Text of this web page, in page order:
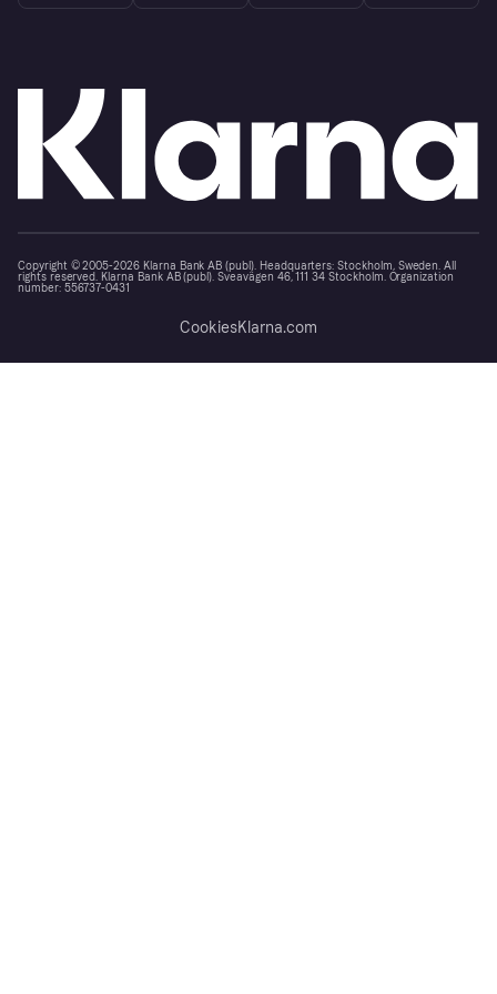
Copyright © 2005-2026 Klarna Bank AB (publ). Headquarters: Stockholm, Sweden. All
rights reserved. Klarna Bank AB (publ). Sveavägen 46, 111 34 Stockholm. Organization
number: 556737-0431
CookiesKlarna.com